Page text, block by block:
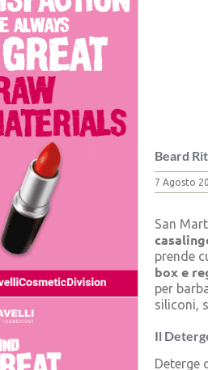
Beard
7 Agosto
San
prende
box e
per
siliconi,
Il
Deterge